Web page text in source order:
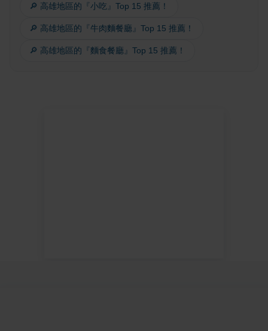
🔎 高雄地區的『小吃』Top 15 推薦！
🔎 高雄地區的『牛肉麵餐廳』Top 15 推薦！
🔎 高雄地區的『麵食餐廳』Top 15 推薦！